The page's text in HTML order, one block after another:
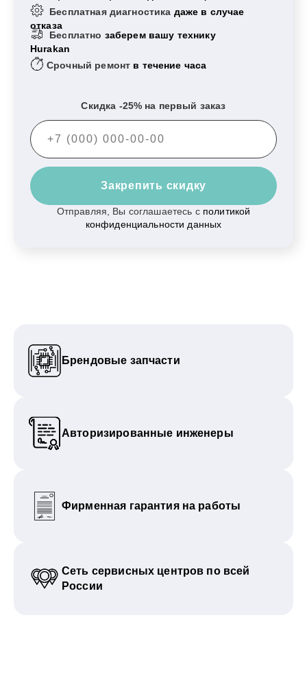
Бесплатная диагностика даже в случае
отказа
Бесплатно заберем вашу технику
Hurakan
Срочный ремонт в течение часа
Скидка -25% на первый заказ
Закрепить скидку
Отправляя, Вы соглашаетесь с политикой
конфиденциальности данных
Брендовые запчасти
Авторизированные инженеры
Фирменная гарантия на работы
Сеть сервисных центров по всей
России